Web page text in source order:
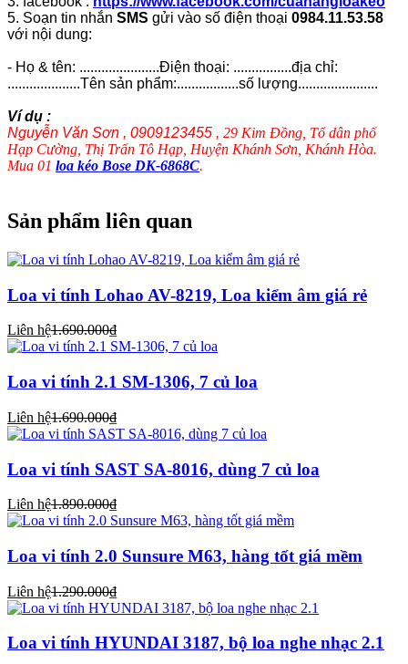
5. Soạn tin nhắn SMS gửi vào số điện thoại 0984.11.53.58
với nội dung:
- Họ & tên: ......................Điện thoại: ................địa chỉ:
....................Tên sản phẩm:.................số lượng......................
Ví dụ :
Nguyễn Văn Sơn , 0909123455 , 29 Kim Đồng, Tổ dân phố
Hạp Cường, Thị Trấn Tô Hạp, Huyện Khánh Sơn, Khánh Hòa.
Mua 01 loa kéo Bose DK-6868C.
Sản phẩm liên quan
Loa vi tính Lohao AV-8219, Loa kiểm âm giá rẻ
Liên hệ1.690.000₫
Loa vi tính 2.1 SM-1306, 7 củ loa
Liên hệ1.690.000₫
Loa vi tính SAST SA-8016, dùng 7 củ loa
Liên hệ1.890.000₫
Loa vi tính 2.0 Sunsure M63, hàng tốt giá mềm
Liên hệ1.290.000₫
Loa vi tính HYUNDAI 3187, bộ loa nghe nhạc 2.1